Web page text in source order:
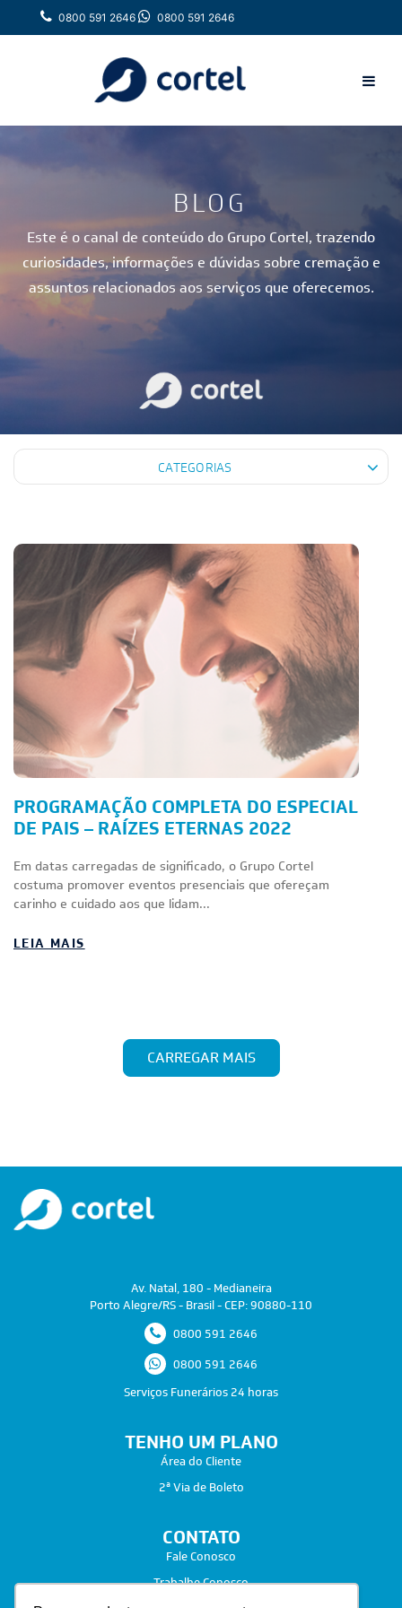
0800 591 2646 0800 591 2646
BLOG
Este é o canal de conteúdo do Grupo Cortel, trazendo
curiosidades, informações e dúvidas sobre cremação e
assuntos relacionados aos serviços que oferecemos.
CATEGORIAS
PROGRAMAÇÃO COMPLETA DO ESPECIAL
DE PAIS – RAÍZES ETERNAS 2022
Em datas carregadas de significado, o Grupo Cortel
costuma promover eventos presenciais que ofereçam
carinho e cuidado aos que lidam...
LEIA MAIS
CARREGAR MAIS
Av. Natal, 180 - Medianeira
Porto Alegre/RS - Brasil - CEP: 90880-110
0800 591 2646
0800 591 2646
Serviços Funerários 24 horas
TENHO UM PLANO
Área do Cliente
2ª Via de Boleto
CONTATO
Fale Conosco
Trabalhe Conosco